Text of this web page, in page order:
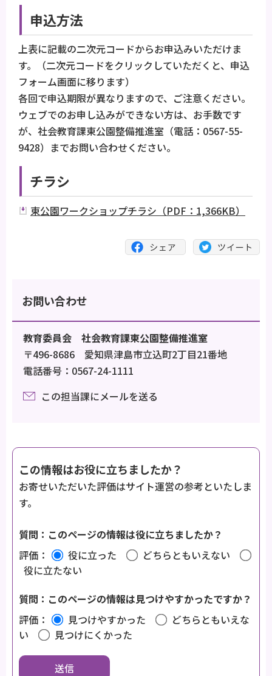
申込方法
上表に記載の二次元コードからお申込みいただけま
す。（二次元コードをクリックしていただくと、申込
フォーム画面に移ります）
各回で申込期限が異なりますので、ご注意ください。
ウェブでのお申し込みができない方は、お手数です
が、社会教育課東公園整備推進室（電話：0567-55-
9428）までお問い合わせください。
チラシ
東公園ワークショップチラシ（PDF：1,366KB）
お問い合わせ
教育委員会 社会教育課東公園整備推進室
〒496-8686 愛知県津島市立込町2丁目21番地
電話番号：0567-24-1111
この担当課にメールを送る
この情報はお役に立ちましたか？
お寄せいただいた評価はサイト運営の参考といたしま
す。
質問：このページの情報は役に立ちましたか？
評価：
役に立った
どちらともいえない
役に立たない
質問：このページの情報は見つけやすかったですか？
評価：
見つけやすかった
どちらともいえな
い
見つけにくかった